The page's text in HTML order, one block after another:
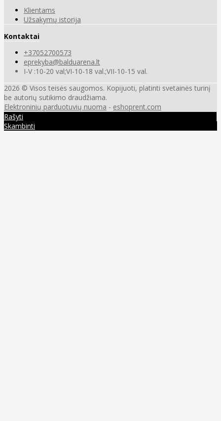
Klientams
Užsakymų istorija
Kontaktai
+37052700573
eprekyba@balduarena.lt
I-V :10-20 val;VI-10-18 val.;VII-10-15 val.
2026 © Visos teisės saugomos. Kopijuoti, platinti svetainės turinį
be autorių sutikimo draudžiama.
Elektroninių parduotuvių nuoma - eshoprent.com
Rašyti
Skambinti